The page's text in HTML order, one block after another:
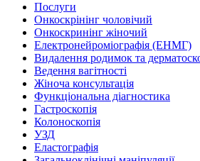
Послуги
Онкоскрінінг чоловічий
Онкоскринінг жіночий
Електронейроміографія (ЕНМГ)
Видалення родимок та
Ведення вагітності
Жіноча консультація
Функціональна діагностика
Гастроскопія
Колоноскопія
УЗД
Еластографія